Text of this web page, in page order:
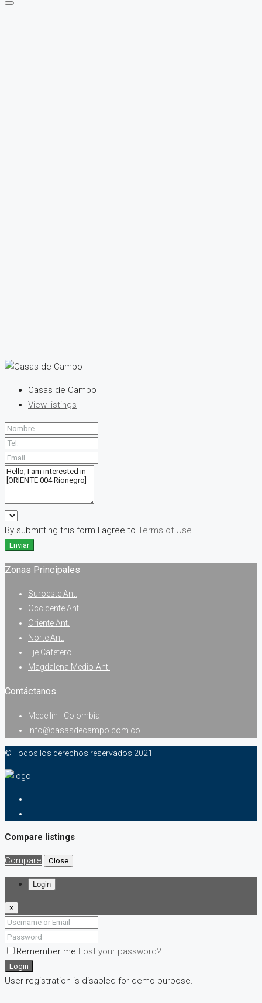
Casas de Campo
View listings
By submitting this form I agree to Terms of Use
Enviar
Zonas Principales
Suroeste Ant.
Occidente Ant.
Oriente Ant.
Norte Ant.
Eje Cafetero
Magdalena Medio-Ant.
Contáctanos
Medellín - Colombia
info@casasdecampo.com.co
© Todos los derechos reservados 2021
Compare listings
Compare Close
Login
×
Remember me Lost your password?
Login
User registration is disabled for demo purpose.